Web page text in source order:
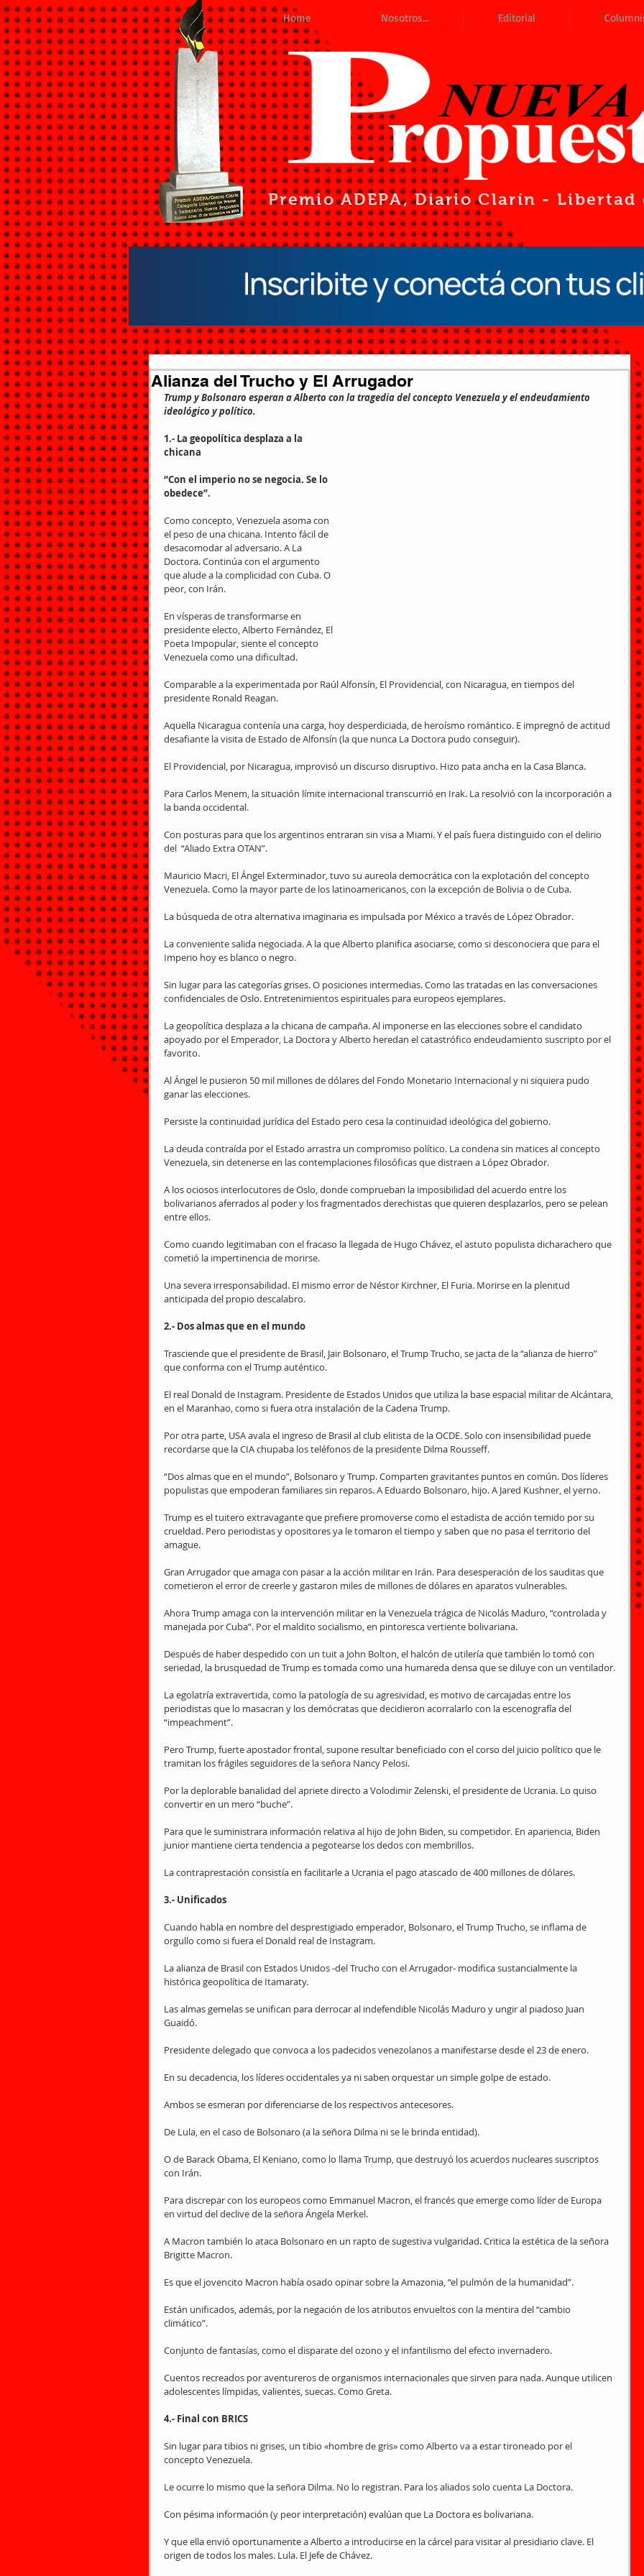
Home Nosotros... Editorial
Premio ADEPA, Diario Clarín - Libertad
Alianza del Trucho y El Arrugador
Trump y Bolsonaro esperan a Alberto con la tragedia del concepto Venezuela y el endeudamiento
ideológico y político.
1.- La geopolítica desplaza a la
chicana
“Con el imperio no se negocia. Se lo
obedece”.
Como concepto, Venezuela asoma con
el peso de una chicana. Intento fácil de
desacomodar al adversario. A La
Doctora. Continúa con el argumento
que alude a la complicidad con Cuba. O
peor, con Irán.
En vísperas de transformarse en
presidente electo, Alberto Fernández, El
Poeta Impopular, siente el concepto
Venezuela como una dificultad.
Comparable a la experimentada por Raúl Alfonsín, El Providencial, con Nicaragua, en tiempos del
presidente Ronald Reagan.
Aquella Nicaragua contenía una carga, hoy desperdiciada, de heroísmo romántico. E impregnó de actitud
desafiante la visita de Estado de Alfonsín (la que nunca La Doctora pudo conseguir).
El Providencial, por Nicaragua, improvisó un discurso disruptivo. Hizo pata ancha en la Casa Blanca.
Para Carlos Menem, la situación límite internacional transcurrió en Irak. La resolvió con la incorporación a
la banda occidental.
Con posturas para que los argentinos entraran sin visa a Miami. Y el país fuera distinguido con el delirio
del  “Aliado Extra OTAN”.
Mauricio Macri, El Ángel Exterminador, tuvo su aureola democrática con la explotación del concepto
Venezuela. Como la mayor parte de los latinoamericanos, con la excepción de Bolivia o de Cuba.
La búsqueda de otra alternativa imaginaria es impulsada por México a través de López Obrador.
La conveniente salida negociada. A la que Alberto planifica asociarse, como si desconociera que para el
Imperio hoy es blanco o negro.
Sin lugar para las categorías grises. O posiciones intermedias. Como las tratadas en las conversaciones
confidenciales de Oslo. Entretenimientos espirituales para europeos ejemplares.
La geopolítica desplaza a la chicana de campaña. Al imponerse en las elecciones sobre el candidato
apoyado por el Emperador, La Doctora y Alberto heredan el catastrófico endeudamiento suscripto por el
favorito.
Al Ángel le pusieron 50 mil millones de dólares del Fondo Monetario Internacional y ni siquiera pudo
ganar las elecciones.
Persiste la continuidad jurídica del Estado pero cesa la continuidad ideológica del gobierno.
La deuda contraída por el Estado arrastra un compromiso político. La condena sin matices al concepto
Venezuela, sin detenerse en las contemplaciones filosóficas que distraen a López Obrador.
A los ociosos interlocutores de Oslo, donde comprueban la imposibilidad del acuerdo entre los
bolivarianos aferrados al poder y los fragmentados derechistas que quieren desplazarlos, pero se pelean
entre ellos.
Como cuando legitimaban con el fracaso la llegada de Hugo Chávez, el astuto populista dicharachero que
cometió la impertinencia de morirse.
Una severa irresponsabilidad. El mismo error de Néstor Kirchner, El Furia. Morirse en la plenitud
anticipada del propio descalabro.
2.- Dos almas que en el mundo
Trasciende que el presidente de Brasil, Jair Bolsonaro, el Trump Trucho, se jacta de la “alianza de hierro”
que conforma con el Trump auténtico.
El real Donald de Instagram. Presidente de Estados Unidos que utiliza la base espacial militar de Alcántara,
en el Maranhao, como si fuera otra instalación de la Cadena Trump.
Por otra parte, USA avala el ingreso de Brasil al club elitista de la OCDE. Solo con insensibilidad puede
recordarse que la CIA chupaba los teléfonos de la presidente Dilma Rousseff.
“Dos almas que en el mundo”, Bolsonaro y Trump. Comparten gravitantes puntos en común. Dos líderes
populistas que empoderan familiares sin reparos. A Eduardo Bolsonaro, hijo. A Jared Kushner, el yerno.
Trump es el tuitero extravagante que prefiere promoverse como el estadista de acción temido por su
crueldad. Pero periodistas y opositores ya le tomaron el tiempo y saben que no pasa el territorio del
amague.
Gran Arrugador que amaga con pasar a la acción militar en Irán. Para desesperación de los sauditas que
cometieron el error de creerle y gastaron miles de millones de dólares en aparatos vulnerables.
Ahora Trump amaga con la intervención militar en la Venezuela trágica de Nicolás Maduro, “controlada y
manejada por Cuba”. Por el maldito socialismo, en pintoresca vertiente bolivariana.
Después de haber despedido con un tuit a John Bolton, el halcón de utilería que también lo tomó con
seriedad, la brusquedad de Trump es tomada como una humareda densa que se diluye con un ventilador.
La egolatría extravertida, como la patología de su agresividad, es motivo de carcajadas entre los
periodistas que lo masacran y los demócratas que decidieron acorralarlo con la escenografía del
“impeachment”.
Pero Trump, fuerte apostador frontal, supone resultar beneficiado con el corso del juicio político que le
tramitan los frágiles seguidores de la señora Nancy Pelosi.
Por la deplorable banalidad del apriete directo a Volodimir Zelenski, el presidente de Ucrania. Lo quiso
convertir en un mero “buche”.
Para que le suministrara información relativa al hijo de John Biden, su competidor. En apariencia, Biden
junior mantiene cierta tendencia a pegotearse los dedos con membrillos.
La contraprestación consistía en facilitarle a Ucrania el pago atascado de 400 millones de dólares.
3.- Unificados
Cuando habla en nombre del desprestigiado emperador, Bolsonaro, el Trump Trucho, se inflama de
orgullo como si fuera el Donald real de Instagram.
La alianza de Brasil con Estados Unidos -del Trucho con el Arrugador- modifica sustancialmente la
histórica geopolítica de Itamaraty.
Las almas gemelas se unifican para derrocar al indefendible Nicolás Maduro y ungir al piadoso Juan
Guaidó.
Presidente delegado que convoca a los padecidos venezolanos a manifestarse desde el 23 de enero.
En su decadencia, los líderes occidentales ya ni saben orquestar un simple golpe de estado.
Ambos se esmeran por diferenciarse de los respectivos antecesores.
De Lula, en el caso de Bolsonaro (a la señora Dilma ni se le brinda entidad).
O de Barack Obama, El Keniano, como lo llama Trump, que destruyó los acuerdos nucleares suscriptos
con Irán.
Para discrepar con los europeos como Emmanuel Macron, el francés que emerge como líder de Europa
en virtud del declive de la señora Ángela Merkel.
A Macron también lo ataca Bolsonaro en un rapto de sugestiva vulgaridad. Critica la estética de la señora
Brigitte Macron.
Es que el jovencito Macron había osado opinar sobre la Amazonia, “el pulmón de la humanidad”.
Están unificados, además, por la negación de los atributos envueltos con la mentira del “cambio
climático”.
Conjunto de fantasías, como el disparate del ozono y el infantilismo del efecto invernadero.
Cuentos recreados por aventureros de organismos internacionales que sirven para nada. Aunque utilicen
adolescentes límpidas, valientes, suecas. Como Greta.
4.- Final con BRICS
Sin lugar para tibios ni grises, un tibio «hombre de gris» como Alberto va a estar tironeado por el
concepto Venezuela.
Le ocurre lo mismo que la señora Dilma. No lo registran. Para los aliados solo cuenta La Doctora.
Con pésima información (y peor interpretación) evalúan que La Doctora es bolivariana.
Y que ella envió oportunamente a Alberto a introducirse en la cárcel para visitar al presidiario clave. El
origen de todos los males. Lula. El Jefe de Chávez.